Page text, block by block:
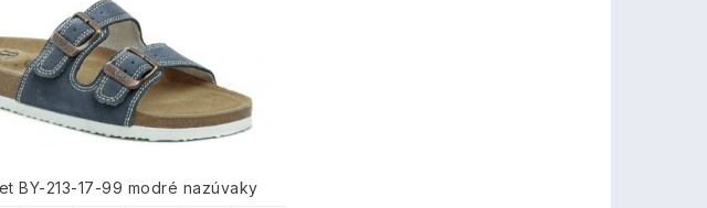
PRODUKTY
BY-213-17-99 modré nazúvaky